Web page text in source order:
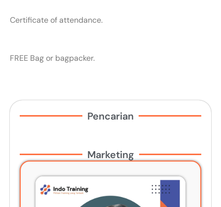
Certificate of attendance.
FREE Bag or bagpacker.
Pencarian
Marketing